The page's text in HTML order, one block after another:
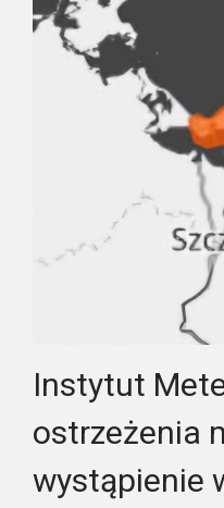
Instytut
ostrzeżenia
wystąpienie